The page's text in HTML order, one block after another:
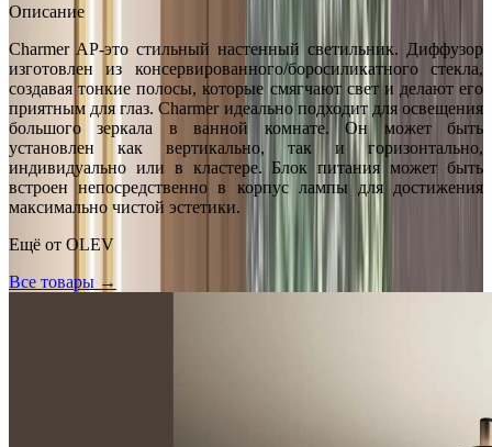
Описание
Charmer AP-это стильный настенный светильник. Диффузор
изготовлен из консервированного/боросиликатного стекла,
создавая тонкие полосы, которые смягчают свет и делают его
приятным для глаз. Charmer идеально подходит для освещения
большого зеркала в ванной комнате. Он может быть
установлен как вертикально, так и горизонтально,
индивидуально или в кластере. Блок питания может быть
встроен непосредственно в корпус лампы для достижения
максимально чистой эстетики.
Ещё от OLEV
Все товары →